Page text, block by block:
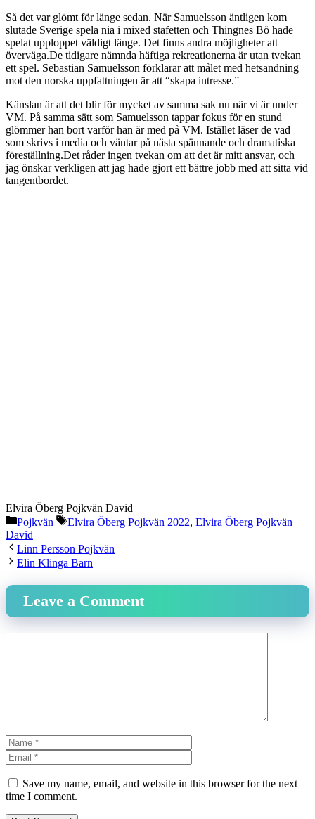
Så det var glömt för länge sedan. När Samuelsson äntligen kom
slutade Sverige spela nia i mixed stafetten och Thingnes Bö hade
spelat upploppet väldigt länge. Det finns andra möjligheter att
överväga.De tidigare nämnda häftiga rekreationerna är utan tvekan
ett spel. Sebastian Samuelsson förklarar att målet med hetsandning
mot den norska uppfattningen är att “skapa intresse.”
Känslan är att det blir för mycket av samma sak nu när vi är under
VM. På samma sätt som Samuelsson tappar fokus för en stund
glömmer han bort varför han är med på VM. Istället läser de vad
som skrivs i media och väntar på nästa spännande och dramatiska
föreställning.Det råder ingen tvekan om att det är mitt ansvar, och
jag önskar verkligen att jag hade gjort ett bättre jobb med att sitta vid
tangentbordet.
Elvira Öberg Pojkvän David
Categories
Pojkvän Tags
Elvira Öberg Pojkvän 2022, Elvira Öberg Pojkvän
David
Linn Persson Pojkvän
Elin Klinga Barn
Leave a Comment
Name
Save my name, email, and website in this browser for the next
time I comment.